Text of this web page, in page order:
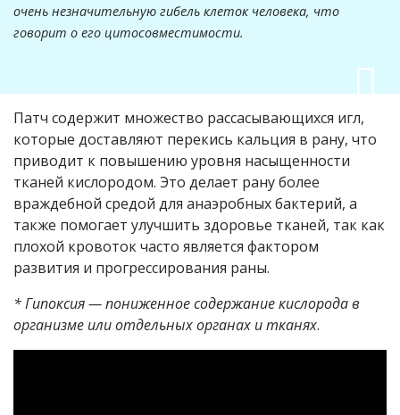
очень незначительную гибель клеток человека, что
говорит о его цитосовместимости.
Патч содержит множество рассасывающихся игл,
которые доставляют перекись кальция в рану, что
приводит к повышению уровня насыщенности
тканей кислородом. Это делает рану более
враждебной средой для анаэробных бактерий, а
также помогает улучшить здоровье тканей, так как
плохой кровоток часто является фактором
развития и прогрессирования раны.
* Гипоксия — пониженное содержание кислорода в
организме или отдельных органах и тканях.